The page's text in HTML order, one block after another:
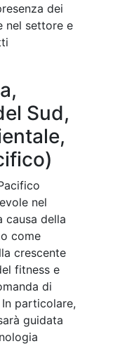
dei
nel settore e
Sud,
nel
causa della
come
crescente
fitness e
di
particolare,
guidata